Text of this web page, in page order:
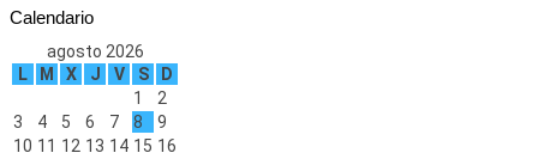
Calendario
agosto 2026
L
M X J V S D
1
2
3
4 5 6 7 8
9
10 11 12 13 14 15 16